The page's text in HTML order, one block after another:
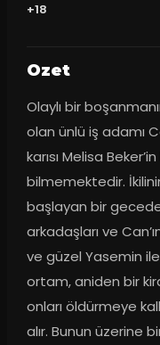
+18
Ozet
Olaylı bir
olan ünlü iş adamı
karısı Melisa
bilmemektedir.
başlayan bir
arkadaşları ve
ve güzel Yasemin
ortam, aniden bir
onları öldürmeye
alır. Bunun üzerine